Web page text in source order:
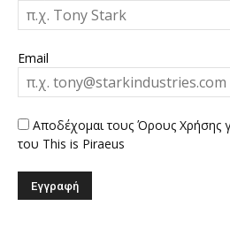
Email
Αποδέχομαι τους Όρους Χρήσης
του This is Piraeus